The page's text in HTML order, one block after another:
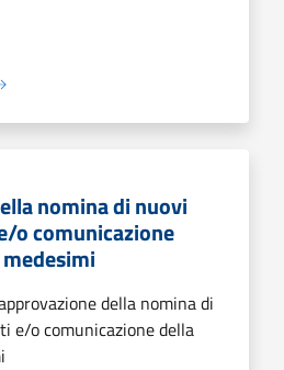
nomina di nuovi
o comunicazione
della nomina di
e/o comunicazione della